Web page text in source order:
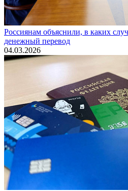
Россиянам объяснили, в каких
денежный перевод
04.03.2026